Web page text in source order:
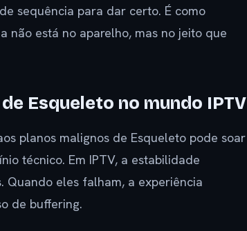
sequência para dar certo. É como
não está no aparelho, mas no jeito que
Esqueleto no mundo IPTV
planos malignos de Esqueleto pode soar
técnico. Em IPTV, a estabilidade
eles falham, a experiência
de buffering.